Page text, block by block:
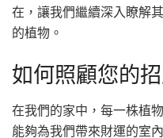
在，讓我們繼續深入瞭解
的植物。
如何照顧您的
在我們的家中，每一株植
能夠為我們帶來財運的室